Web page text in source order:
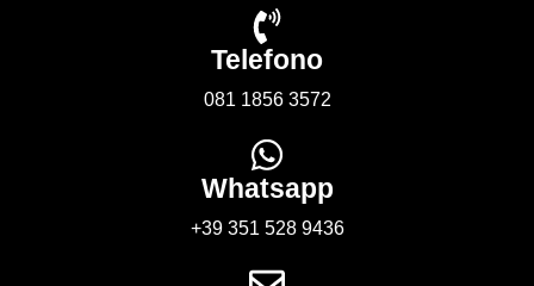
Telefono
081 1856 3572
Whatsapp
+39 351 528 9436